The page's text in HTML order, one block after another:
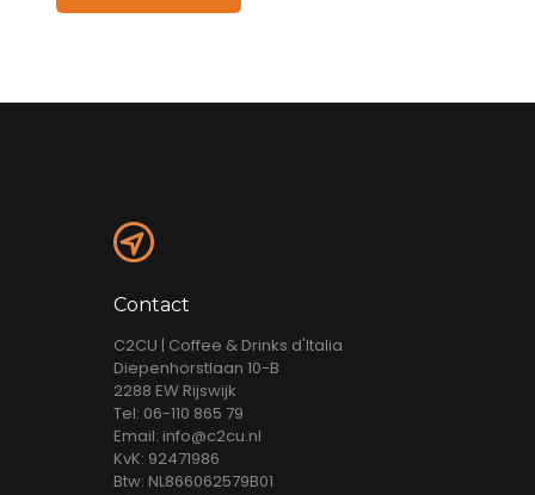
Contact
C2CU | Coffee & Drinks d'Italia
Diepenhorstlaan 10-B
2288 EW Rijswijk
Tel: 06-110 865 79
Email: info@c2cu.nl
KvK: 92471986
Btw: NL866062579B01